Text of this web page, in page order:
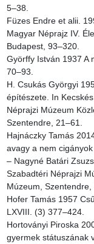
5–38.
Füzes Endre et alii.
Magyar Néprajz IV.
Budapest, 93–320.
Györffy István 1937 A
70–93.
H. Csukás Györgyi
építészete. In
Néprajzi Múzeum
Szentendre, 21–61.
Hajnáczky Tamás
avagy a nem
– Nagyné Batári
Szabadtéri Néprajzi
Múzeum, Szentendre,
Hofer Tamás 1957
LXVIII. (3) 377–424.
Hortoványi Piroska
gyermek státuszának